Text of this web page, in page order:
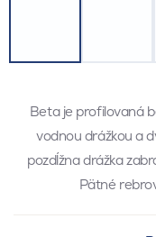
Beta je profilovaná
vodnou drážkou a
pozdĺžna drážka
Pätné